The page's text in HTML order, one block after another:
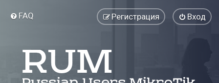
FAQ Вход
Регистрация